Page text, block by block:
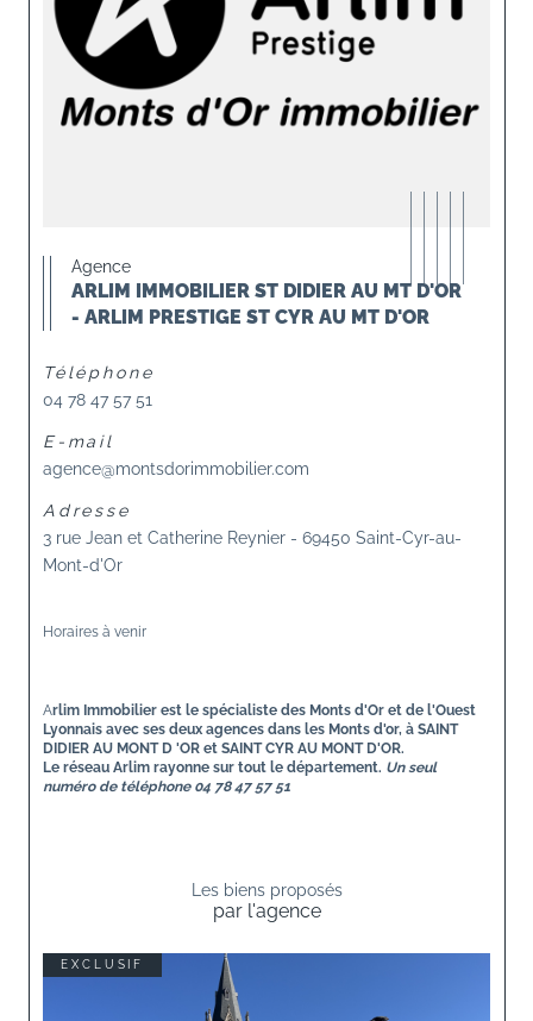
Agence
ARLIM IMMOBILIER ST DIDIER AU MT D'OR
- ARLIM PRESTIGE ST CYR AU MT D'OR
Téléphone
04 78 47 57 51
E-mail
agence@montsdorimmobilier.com
Adresse
3 rue Jean et Catherine Reynier - 69450 Saint-Cyr-au-
Mont-d'Or
Horaires à venir
Arlim Immobilier est le spécialiste des Monts d'Or et de l'Ouest
Lyonnais avec ses deux agences dans les Monts d'or, à SAINT
DIDIER AU MONT D 'OR et SAINT CYR AU MONT D'OR.
Le réseau Arlim rayonne sur tout le département. Un seul
numéro de téléphone 04 78 47 57 51
Les biens proposés
par l'agence
EXCLUSIF